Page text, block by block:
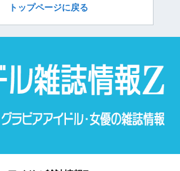
トップページに戻る